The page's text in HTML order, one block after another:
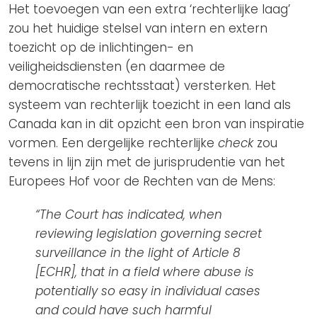
Het toevoegen van een extra ‘rechterlijke laag’
zou het huidige stelsel van intern en extern
toezicht op de inlichtingen- en
veiligheidsdiensten (en daarmee de
democratische rechtsstaat) versterken. Het
systeem van rechterlijk toezicht in een land als
Canada kan in dit opzicht een bron van inspiratie
vormen. Een dergelijke rechterlijke checkzou
tevens in lijn zijn met de jurisprudentie van het
Europees Hof voor de Rechten van de Mens:
“The Court has indicated, when
reviewing legislation governing secret
surveillance in the light of Article 8
[ECHR], that in a field where abuse is
potentially so easy in individual cases
and could have such harmful